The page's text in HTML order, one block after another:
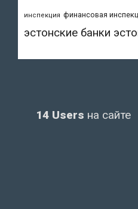
инспекция финансовая
эстонские банки
14 Users на сайте